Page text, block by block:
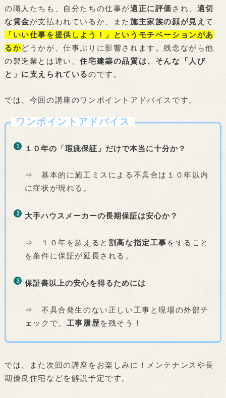
の職人たちも、自分たちの仕事が適正に評価 され、 適切
な賃金が支払われているか、また 施主家族の顔が見えて
「いい仕事を提供しよう！」というモチベーションがあ
るかどうかが、仕事ぶりに影響されます。残念ながら他
の製造業とは違い、住宅建築の品質は、そんな「人び
と」に支えられているのです。
では、今回の講座のワンポイントアドバイスです。
ワンポイントアドバイス
１０年の「瑕疵保証」だけで本当に十分か？
⇒ 基本的に施工ミスによる不具合は１０年以内
に症状が現れる。
大手ハウスメーカーの長期保証は安心か？
⇒ １０年を超えると 割高な指定工事 をすること
を条件に保証が延長される。
保証書以上の安心を得るためには
⇒ 不具合発生のない正しい工事と現場の外部チ
ェックで、 工事履歴を残そう！
では、また次回の講座をお楽しみに！メンテナンスや長
期優良住宅などを解説予定です。